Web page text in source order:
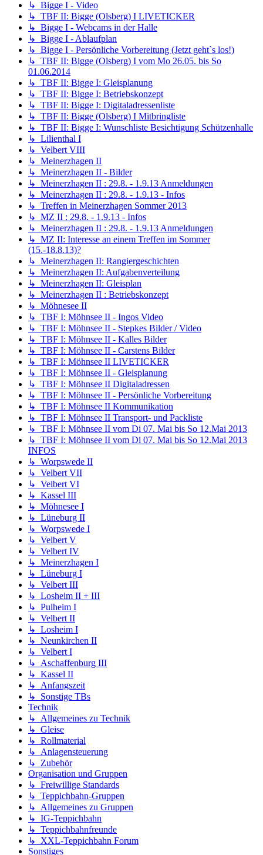
↳ Bigge I - Video
↳ TBF II: Bigge (Olsberg) I LIVETICKER
↳ Bigge I - Webcams in der Halle
↳ Bigge I - Ablaufplan
↳ Bigge I - Persönliche Vorbereitung (Jetzt geht`s los!)
↳ TBF II: Bigge (Olsberg) I vom Mo 26.05. bis So
01.06.2014
↳ TBF II: Bigge I: Gleisplanung
↳ TBF II: Bigge I: Betriebskonzept
↳ TBF II: Bigge I: Digitaladressenliste
↳ TBF II: Bigge (Olsberg) I Mitbringliste
↳ TBF II: Bigge I: Wunschliste Besichtigung Schützenhalle
↳ Lilienthal I
↳ Velbert VIII
↳ Meinerzhagen II
↳ Meinerzhagen II - Bilder
↳ Meinerzhagen II : 29.8. - 1.9.13 Anmeldungen
↳ Meinerzhagen II : 29.8. - 1.9.13 - Infos
↳ Treffen in Meinerzhagen Sommer 2013
↳ MZ II : 29.8. - 1.9.13 - Infos
↳ Meinerzhagen II : 29.8. - 1.9.13 Anmeldungen
↳ MZ II: Interesse an einem Treffen im Sommer
(15.-18.8.13)?
↳ Meinerzhagen II: Rangiergeschichten
↳ Meinerzhagen II: Aufgabenverteilung
↳ Meinerzhagen II: Gleisplan
↳ Meinerzhagen II : Betriebskonzept
↳ Möhnesee II
↳ TBF I: Möhnsee II - Ingos Video
↳ TBF I: Möhnsee II - Stepkes Bilder / Video
↳ TBF I: Möhnsee II - Kalles Bilder
↳ TBF I: Möhnsee II - Carstens Bilder
↳ TBF I: Möhnsee II LIVETICKER
↳ TBF I: Möhnsee II - Gleisplanung
↳ TBF I: Möhnsee II Digitaladressen
↳ TBF I: Möhnsee II - Persönliche Vorbereitung
↳ TBF I: Möhnsee II Kommunikation
↳ TBF I: Möhnsee II Transport- und Packliste
↳ TBF I: Möhnsee II vom Di 07. Mai bis So 12.Mai 2013
↳ TBF I: Möhnsee II vom Di 07. Mai bis So 12.Mai 2013
INFOS
↳ Worpswede II
↳ Velbert VII
↳ Velbert VI
↳ Kassel III
↳ Möhnesee I
↳ Lüneburg II
↳ Worpswede I
↳ Velbert V
↳ Velbert IV
↳ Meinerzhagen I
↳ Lüneburg I
↳ Velbert III
↳ Losheim II + III
↳ Pulheim I
↳ Velbert II
↳ Losheim I
↳ Neunkirchen II
↳ Velbert I
↳ Aschaffenburg III
↳ Kassel II
↳ Anfangszeit
↳ Sonstige TBs
Technik
↳ Allgemeines zu Technik
↳ Gleise
↳ Rollmaterial
↳ Anlagensteuerung
↳ Zubehör
Organisation und Gruppen
↳ Freiwillige Standards
↳ Teppichbahn-Gruppen
↳ Allgemeines zu Gruppen
↳ IG-Teppichbahn
↳ Teppichbahnfreunde
↳ XXL-Teppichbahn Forum
Sonstiges